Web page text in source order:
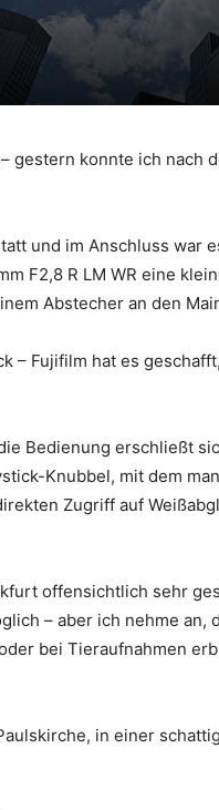
gestern konnte ich nach
und im Anschluss war
F2,8 R LM WR eine
Abstecher an den
– Fujifilm hat es
Bedienung erschließt
Knubbel, mit dem
Zugriff auf
offensichtlich sehr
– aber ich nehme an,
bei Tieraufnahmen
in einer